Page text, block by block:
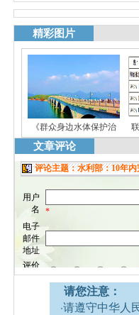
精彩图片
《群众身边水体保护治
文章评论
请您注意：
·请遵守中华人